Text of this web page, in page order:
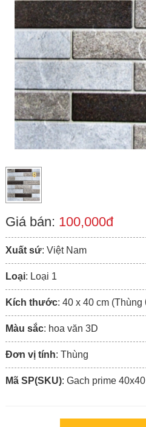
Giá bán: 100,000đ
Xuất sứ: Việt Nam
Loại: Loại 1
Kích thước: 40 x 40 cm (Thùng
Màu sắc: hoa văn 3D
Đơn vị tính: Thùng
Mã SP(SKU): Gach prime